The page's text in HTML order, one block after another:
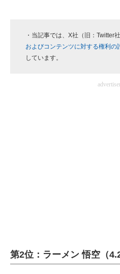
・当記事では、X社（旧：Twitter
およびコンテンツに対する権利の
しています。
第2位：ラーメン 悟空（